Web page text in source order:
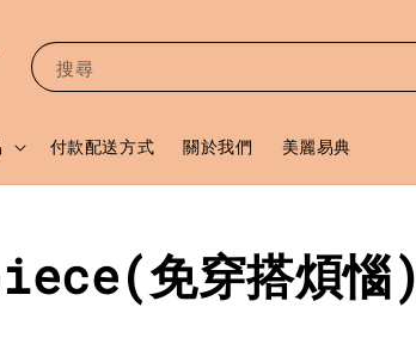
搜尋
付款配送方式 關於我們 美麗易典
免穿搭煩惱)